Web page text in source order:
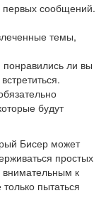
первых сообщений.
темы,
ли вы
будут
Бисер может
простых
к
пытаться